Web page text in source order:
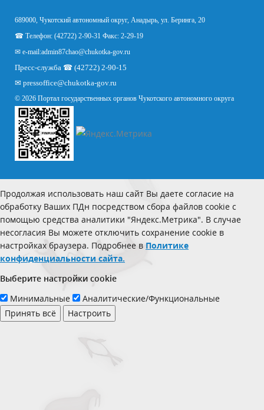
689000, Чукотский автономный округ, Анадырь, ул. Беринга, 20
☎ Телефон: (42722) 2-90-31 Факс: 2-29-19
✉ e-mail:admin87chao@chukotka-gov.ru
Пресс-служба ☎ (42722) 2-90-15
✉ pressoffice@chukotka-gov.ru
© 2026 Портал государственных органов Чукотского автономного округа
Продолжая использовать наш сайт Вы даете согласие на
обработку Ваших ПДн посредством сбора файлов cookie с
помощью средства аналитики "Яндекс.Метрика". В случае
несогласия Вы можете отключить сохранение cookie в
настройках браузера. Подробнее в Политике
конфиденциальности сайта.
Выберите настройки cookie
Минимальные
Аналитические/Функциональные
Принять всё
Настроить